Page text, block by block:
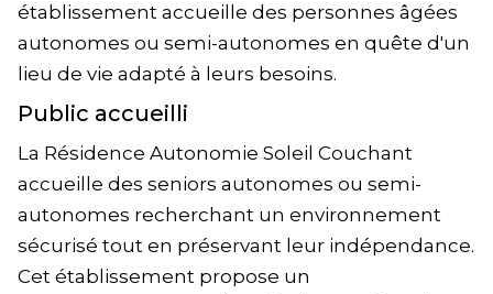
établissement accueille des personnes âgées
autonomes ou semi-autonomes en quête d'un
lieu de vie adapté à leurs besoins.
Public accueilli
La Résidence Autonomie Soleil Couchant
accueille des seniors autonomes ou semi-
autonomes recherchant un environnement
sécurisé tout en préservant leur indépendance.
Cet établissement propose un